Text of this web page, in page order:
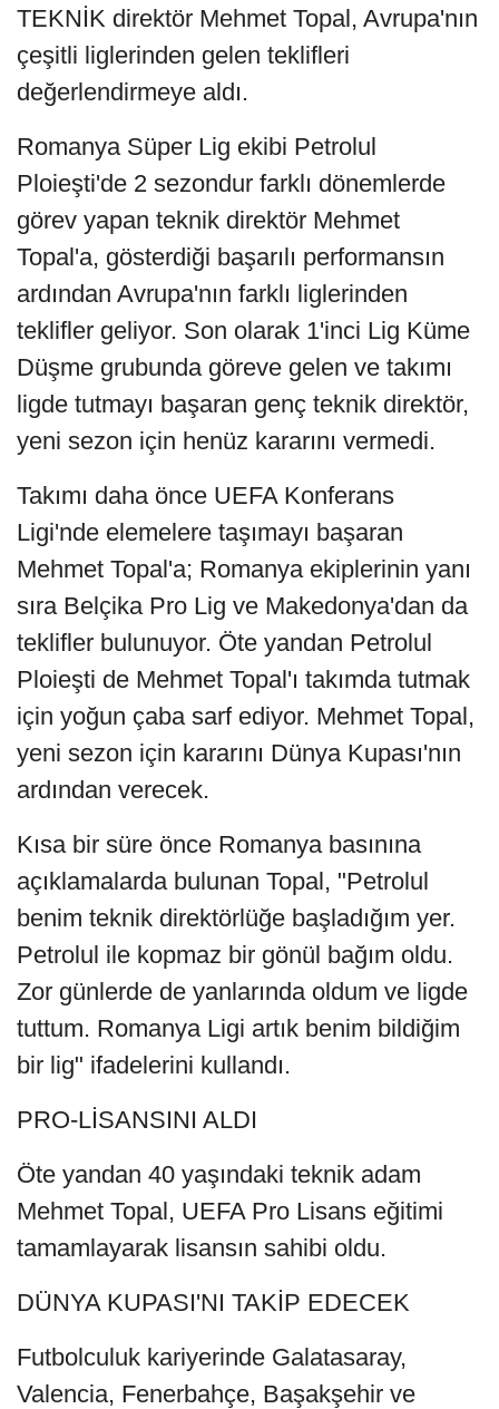
TEKNİK direktör Mehmet Topal, Avrupa'nın
çeşitli liglerinden gelen teklifleri
değerlendirmeye aldı.
Romanya Süper Lig ekibi Petrolul
Ploieşti'de 2 sezondur farklı dönemlerde
görev yapan teknik direktör Mehmet
Topal'a, gösterdiği başarılı performansın
ardından Avrupa'nın farklı liglerinden
teklifler geliyor. Son olarak 1'inci Lig Küme
Düşme grubunda göreve gelen ve takımı
ligde tutmayı başaran genç teknik direktör,
yeni sezon için henüz kararını vermedi.
Takımı daha önce UEFA Konferans
Ligi'nde elemelere taşımayı başaran
Mehmet Topal'a; Romanya ekiplerinin yanı
sıra Belçika Pro Lig ve Makedonya'dan da
teklifler bulunuyor. Öte yandan Petrolul
Ploieşti de Mehmet Topal'ı takımda tutmak
için yoğun çaba sarf ediyor. Mehmet Topal,
yeni sezon için kararını Dünya Kupası'nın
ardından verecek.
Kısa bir süre önce Romanya basınına
açıklamalarda bulunan Topal, "Petrolul
benim teknik direktörlüğe başladığım yer.
Petrolul ile kopmaz bir gönül bağım oldu.
Zor günlerde de yanlarında oldum ve ligde
tuttum. Romanya Ligi artık benim bildiğim
bir lig" ifadelerini kullandı.
PRO-LİSANSINI ALDI
Öte yandan 40 yaşındaki teknik adam
Mehmet Topal, UEFA Pro Lisans eğitimi
tamamlayarak lisansın sahibi oldu.
DÜNYA KUPASI'NI TAKİP EDECEK
Futbolculuk kariyerinde Galatasaray,
Valencia, Fenerbahçe, Başakşehir ve